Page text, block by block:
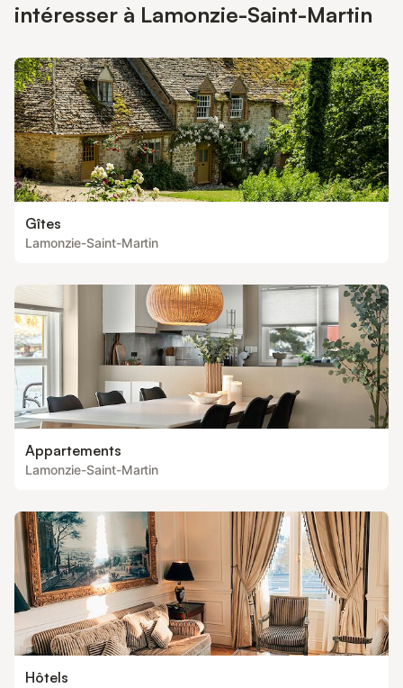
intéresser à Lamonzie-Saint-Martin
Gîtes
Lamonzie-Saint-Martin
Appartements
Lamonzie-Saint-Martin
Hôtels